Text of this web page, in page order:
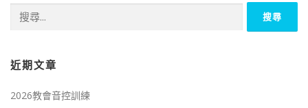
鍵
字:
近期文章
2026教會音控訓練